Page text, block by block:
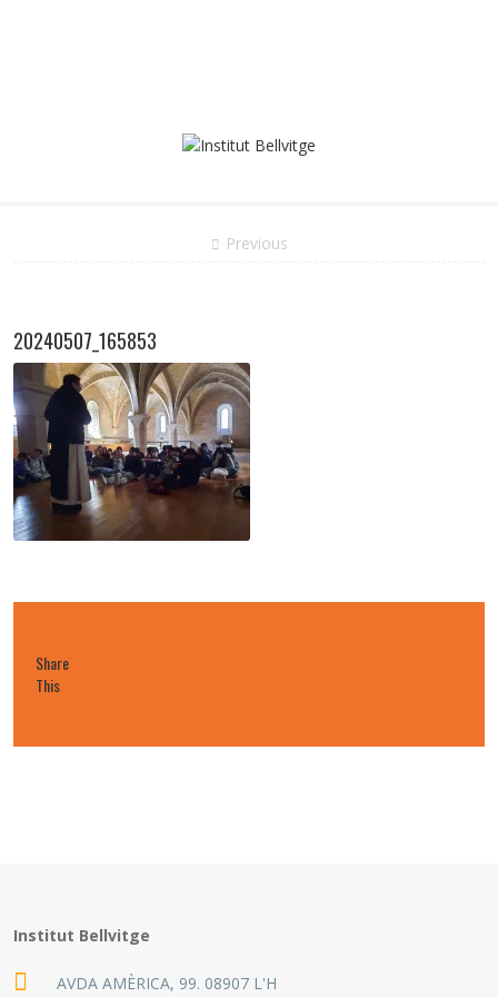
Previous
20240507_165853
Share
This
Institut Bellvitge
AVDA AMÈRICA, 99. 08907 L'H